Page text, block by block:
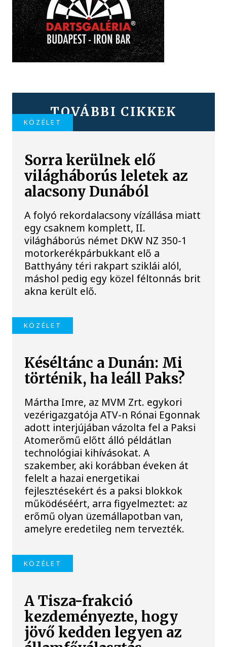
TOVÁBBI CIKKEK
KÖZÉLET
Sorra kerülnek elő
világháborús leletek az
alacsony Dunából
A folyó rekordalacsony vízállása miatt
egy csaknem komplett, II.
világháborús német DKW NZ 350-1
motorkerékpárbukkant elő a
Batthyány téri rakpart sziklái alól,
máshol pedig egy közel féltonnás brit
akna került elő.
KÖZÉLET
Késéltánc a Dunán: Mi
történik, ha leáll Paks?
Mártha Imre, az MVM Zrt. egykori
vezérigazgatója ATV-n Rónai Egonnak
adott interjújában vázolta fel a Paksi
Atomerőmű előtt álló példátlan
technológiai kihívásokat. A
szakember, aki korábban éveken át
felelt a hazai energetikai
fejlesztésekért és a paksi blokkok
működéséért, arra figyelmeztet: az
erőmű olyan üzemállapotban van,
amelyre eredetileg nem tervezték.
KÖZÉLET
A Tisza-frakció
kezdeményezte, hogy
jövő kedden legyen az